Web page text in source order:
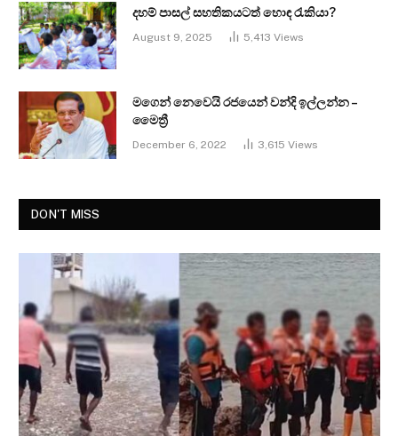
දහම් පාසල් සහතිකයටත් හොඳ රැකියා?
August 9, 2025 5,413 Views
මගෙන් නෙවෙයි රජයෙන් වන්දි ඉල්ලන්න –
මෛත්‍රී
December 6, 2022 3,615 Views
DON'T MISS